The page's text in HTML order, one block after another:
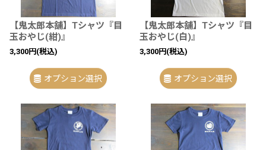
【鬼太郎本舗】Tシャツ『目
玉おやじ(紺)』
3,300円 (税込)
オプション選択
【鬼太郎本舗】Tシャツ『目
玉おやじ(白)』
3,300円 (税込)
オプション選択